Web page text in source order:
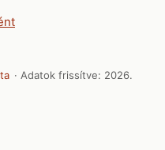
· Adatok frissítve: 2026.